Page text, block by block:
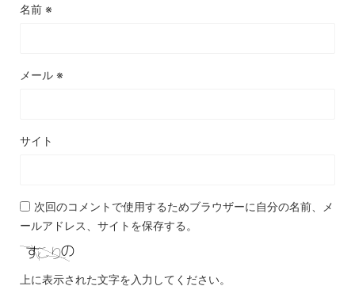
名前 ※
メール ※
サイト
次回のコメントで使用するためブラウザーに自分の名前、メ
ールアドレス、サイトを保存する。
上に表示された文字を入力してください。